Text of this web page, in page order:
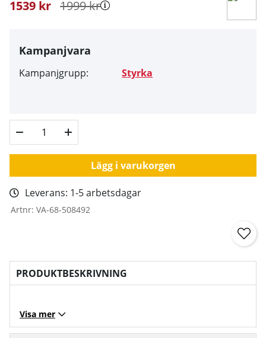
1999kr
1539 kr
Kampanjvara
Kampanjgrupp: Styrka
Lägg i varukorgen
Leverans: 1-5 arbetsdagar
Artnr: VA-68-508492
PRODUKTBESKRIVNING
Visa mer